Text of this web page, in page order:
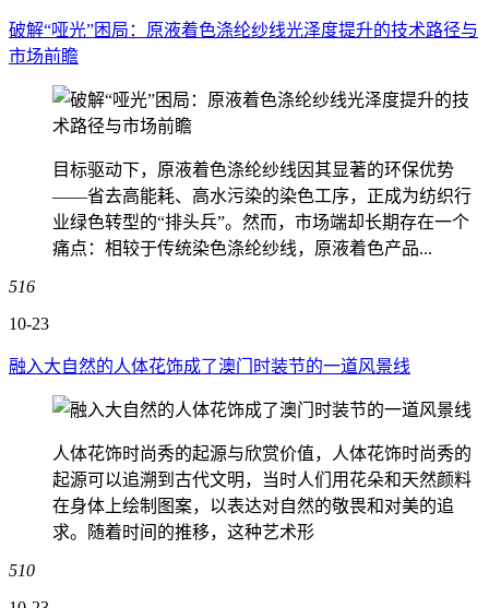
破解“哑光”困局：原液着色涤纶纱线光泽度提升的技术路径与
市场前瞻
目标驱动下，原液着色涤纶纱线因其显著的环保优势
——省去高能耗、高水污染的染色工序，正成为纺织行
业绿色转型的“排头兵”。然而，市场端却长期存在一个
痛点：相较于传统染色涤纶纱线，原液着色产品...
516
10-23
融入大自然的人体花饰成了澳门时装节的一道风景线
人体花饰时尚秀的起源与欣赏价值，人体花饰时尚秀的
起源可以追溯到古代文明，当时人们用花朵和天然颜料
在身体上绘制图案，以表达对自然的敬畏和对美的追
求。随着时间的推移，这种艺术形
510